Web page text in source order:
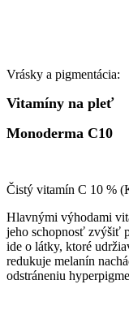
Vrásky a pigmentácia:
Vitamíny na pleť
Monoderma C10
Čistý vitamín C 10 %
Hlavnými výhodami
jeho schopnosť zvýšiť
ide o látky, ktoré
redukuje melanín
odstráneniu